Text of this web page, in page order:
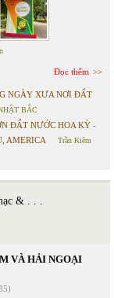
Đọc thêm
NGÀY XƯA NƠI ĐẤT
BẮC
ĐẤT NƯỚC HOA KỲ -
AMERICA
Trần Kiêm
& . . .
VÀ HẢI NGOẠI